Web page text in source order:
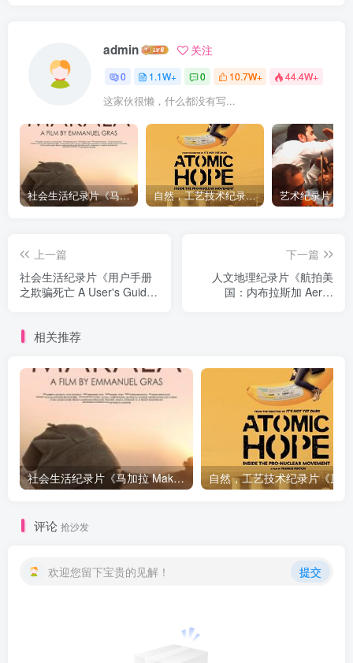
admin 关注
0 1.1W+ 0 10.7W+ 44.4W+
这家伙很懒，什么都没有写...
社会生活纪录片《马加拉 Makala》下载 自然，工艺技术纪录片《原子能的希望 Atomic Hope – Inside the Pro-Nuclear Movement》下载
上一篇
社会生活纪录片《用户手册
之欺骗死亡 A User's Guide
下一篇
人文地理纪录片《航拍美
国：内布拉斯加 Aerial
相关推荐
社会生活纪录片《马加拉 Makala》下载
评论 抢沙发
欢迎您留下宝贵的见解！ 提交